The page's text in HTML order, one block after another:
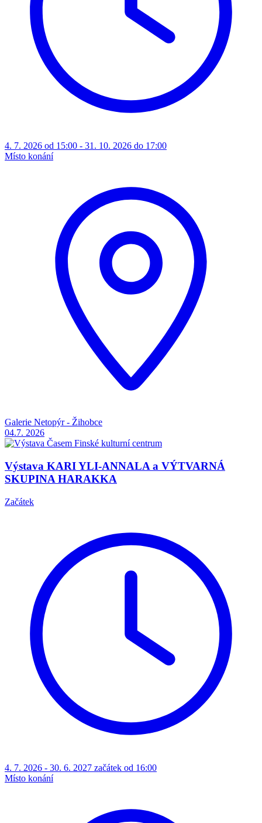
4. 7. 2026 od 15:00 - 31. 10. 2026 do 17:00
Místo konání
Galerie Netopýr - Žihobce
04.7. 2026
Výstava KARI YLI-ANNALA a VÝTVARNÁ
SKUPINA HARAKKA
Začátek
4. 7. 2026 - 30. 6. 2027 začátek od 16:00
Místo konání